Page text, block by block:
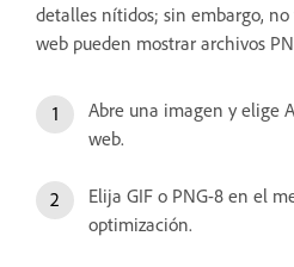
detalles nítidos; sin embargo, no
web pueden mostrar archivos
Abre una imagen y elige
web.
Elija GIF o PNG-8 en el
optimización.